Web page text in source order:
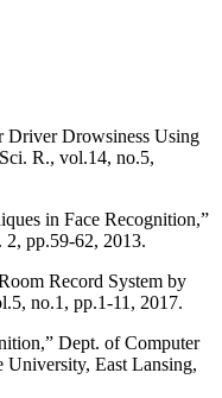
Driver Drowsiness Using
R., vol.14, no.5,
in Face Recognition,”
2, pp.59-62, 2013.
Record System by
no.1, pp.1-11, 2017.
Dept. of Computer
University, East Lansing,